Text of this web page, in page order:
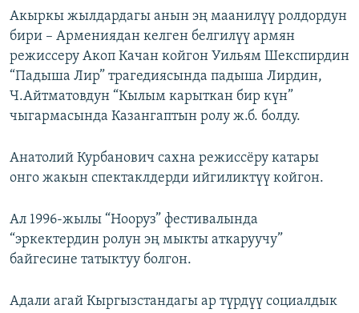
Акыркы жылдардагы анын эң маанилүү ролдордун
бири – Армениядан келген белгилүү армян
режиссеру Акоп Качан койгон Уильям Шекспирдин
“Падыша Лир” трагедиясында падыша Лирдин,
Ч.Айтматовдун “Кылым карыткан бир күн”
чыгармасында Казангаптын ролу ж.б. болду.
Анатолий Курбанович сахна режиссёру катары
онго жакын спектаклдерди ийгиликтүү койгон.
Ал 1996-жылы “Нооруз” фестивалында
“эркектердин ролун эң мыкты аткаруучу”
байгесине татыктуу болгон.
Адали агай Кыргызстандагы ар түрдүү социалдык